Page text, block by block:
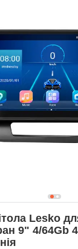
Lesko
9" 4/64Gb